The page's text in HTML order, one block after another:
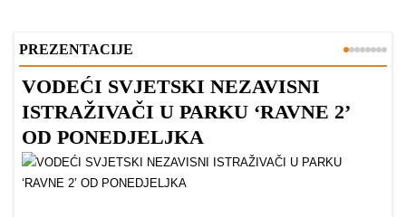
PREZENTACIJE
VODEĆI SVJETSKI NEZAVISNI
ISTRAŽIVAČI U PARKU ‘RAVNE 2’
OD PONEDJELJKA